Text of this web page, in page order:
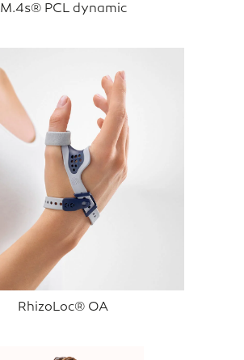
M.4s® PCL dynamic
RhizoLoc® OA